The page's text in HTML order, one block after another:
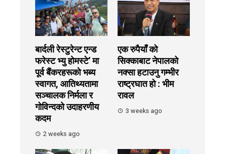
बार्दली रेस्टुरेन्ट एन्ड
फरेस्ट भ्यु होमस्टे’ मा
पूर्व बैंकरहरूको भब्य
स्वागत, आतिथ्यतामा
सञ्चालक निर्मला र
गोविन्दको उदाहरणीय
कदम
2 weeks ago
एक रुपैयाँ को
सिक्काबाट नेपालको
नक्सा हटाउनु गम्भीर
राष्ट्रघात हो : भीम
रावल
3 weeks ago